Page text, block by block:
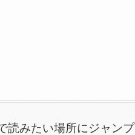
読みたい場所にジャンプ